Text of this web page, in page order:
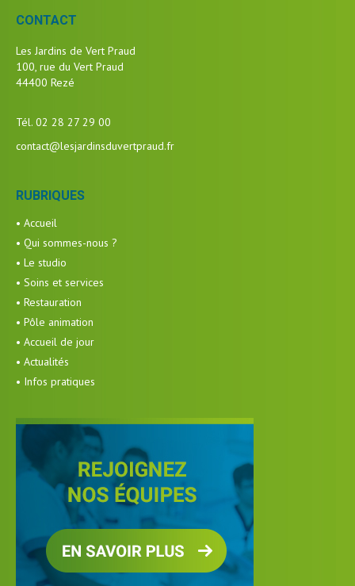
CONTACT
Les Jardins de Vert Praud
100, rue du Vert Praud
44400 Rezé
Tél. 02 28 27 29 00
contact@lesjardinsduvertpraud.fr
RUBRIQUES
• Accueil
• Qui sommes-nous ?
• Le studio
• Soins et services
• Restauration
• Pôle animation
• Accueil de jour
• Actualités
• Infos pratiques